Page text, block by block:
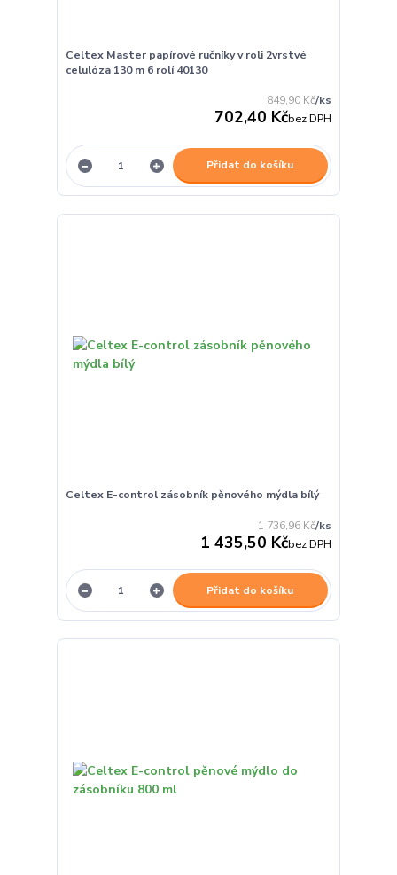
Celtex Master papírové ručníky v roli 2vrstvé
celulóza 130 m 6 rolí 40130
849,90 Kč/ks
702,40 Kčbez DPH
Přidat do košíku
Celtex E-control zásobník pěnového mýdla bílý
1 736,96 Kč/ks
1 435,50 Kčbez DPH
Přidat do košíku